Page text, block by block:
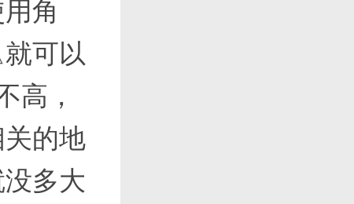
角
可以
高，
的地
多大